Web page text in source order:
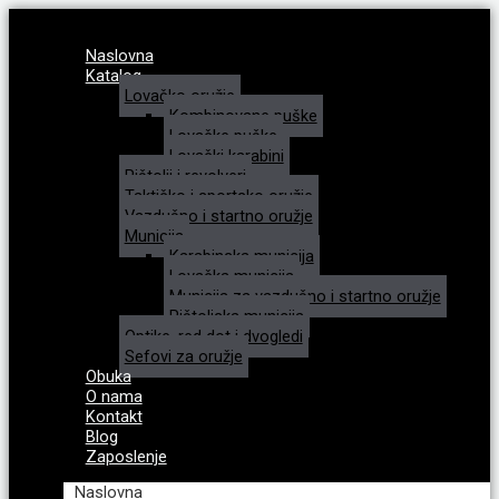
Naslovna
Katalog
Lovačko oružje
Kombinovane puške
Lovačke puške
Lovački karabini
Pištolji i revolveri
Taktičko i sportsko oružje
Vazdušno i startno oružje
Municija
Karabinska municija
Lovačka municija
Municija za vazdušno i startno oružje
Pištoljska municija
Optike, red dot i dvogledi
Sefovi za oružje
Obuka
O nama
Kontakt
Blog
Zaposlenje
Naslovna